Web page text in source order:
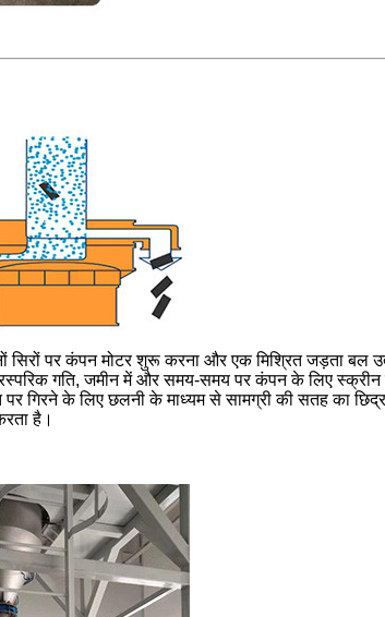
पर कंपन मोटर शुरू करना और एक मिश्रित जड़ता बल
गति, जमीन में और समय-समय पर कंपन के लिए
के लिए छलनी के माध्यम से सामग्री की सतह का
है।